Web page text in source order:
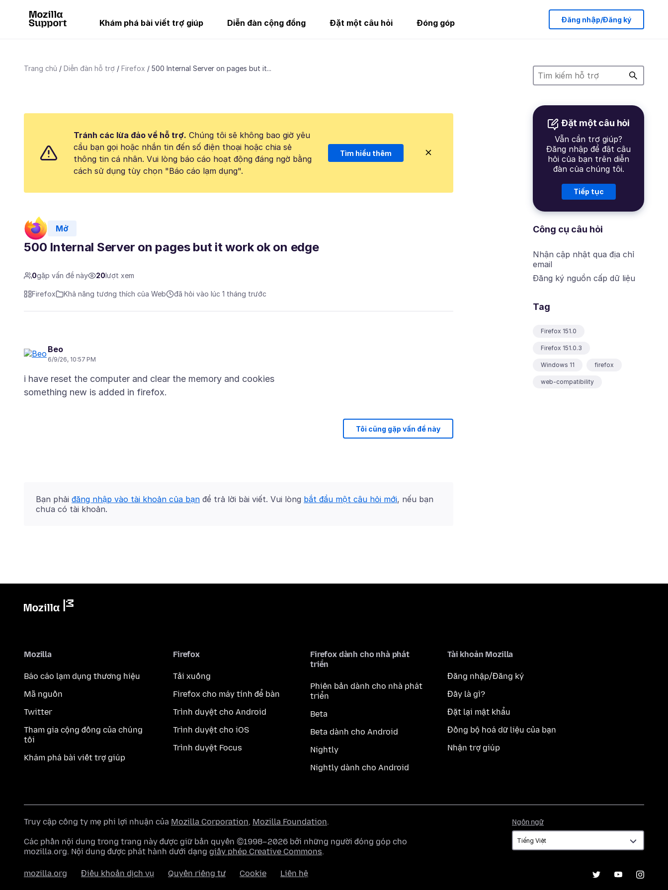
Khám phá bài viết trợ giúp Diễn đàn cộng đồng Đặt một câu hỏi Đóng góp Đăng nhập/Đăng ký
Trang chủ Diễn đàn hỗ trợ Firefox 500 Internal Server on pages but it...
Đặt một câu hỏi
Vẫn cần trợ giúp?
Đăng nhập để đặt câu
hỏi của bạn trên diễn
đàn của chúng tôi.
Tiếp tục
Công cụ câu hỏi
Nhận cập nhật qua địa chỉ
email
Đăng ký nguồn cấp dữ liệu
Tag
Firefox 151.0
Firefox 151.0.3
Windows 11 firefox
web-compatibility
Tránh các lừa đảo về hỗ trợ. Chúng tôi sẽ không bao giờ yêu
cầu bạn gọi hoặc nhắn tin đến số điện thoại hoặc chia sẻ
thông tin cá nhân. Vui lòng báo cáo hoạt động đáng ngờ bằng
cách sử dụng tùy chọn "Báo cáo lạm dụng".
Tìm hiểu thêm
Mở
500 Internal Server on pages but it work ok on edge
0gặp vấn đề này 20 lượt xem
Firefox Khả năng tương thích của Web đã hỏi vào lúc 1 tháng trước
Beo
6/9/26, 10:57 PM
i have reset the computer and clear the memory and cookies
Tôi cũng gặp vấn đề này
Bạn phải đăng nhập vào tài khoản của bạn để trả lời bài viết. Vui lòng bắt đầu một câu hỏi mới, nếu bạn
chưa có tài khoản.
Mozilla
Báo cáo lạm dụng thương hiệu
Mã nguồn
Twitter
Tham gia cộng đồng của chúng
tôi
Khám phá bài viết trợ giúp
Firefox
Tải xuống
Firefox cho máy tính để bàn
Trình duyệt cho Android
Trình duyệt cho iOS
Trình duyệt Focus
Firefox dành cho nhà phát
triển
Phiên bản dành cho nhà phát
triển
Beta
Beta dành cho Android
Nightly
Nightly dành cho Android
Tài khoản Mozilla
Đăng nhập/Đăng ký
Đây là gì?
Đặt lại mật khẩu
Đồng bộ hoá dữ liệu của bạn
Nhận trợ giúp
Ngôn ngữ
ngữ
Truy cập công ty mẹ phi lợi nhuận của Mozilla Corporation, Mozilla Foundation.
Các phần nội dung trong trang này được giữ bản quyền ©1998–2026 bởi những người đóng góp cho
mozilla.org. Nội dung được phát hành dưới dạng giấy phép Creative Commons.
mozilla.org Điều khoản dịch vụ Quyền riêng tư Cookie Liên hệ